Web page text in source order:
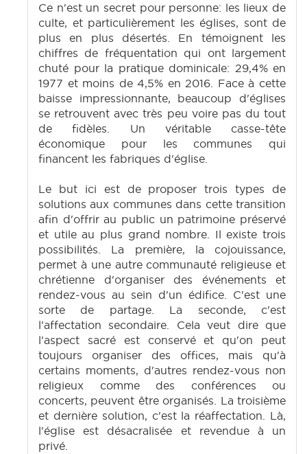
Ce n'est un secret pour personne: les lieux de
culte, et particulièrement les églises, sont de
plus en plus désertés. En témoignent les
chiffres de fréquentation qui ont largement
chuté pour la pratique dominicale: 29,4% en
1977 et moins de 4,5% en 2016. Face à cette
baisse impressionnante, beaucoup d'églises
se retrouvent avec très peu voire pas du tout
de fidèles. Un véritable casse-tête
économique pour les communes qui
financent les fabriques d'église.
Le but ici est de proposer trois types de
solutions aux communes dans cette transition
afin d'offrir au public un patrimoine préservé
et utile au plus grand nombre. Il existe trois
possibilités. La première, la cojouissance,
permet à une autre communauté religieuse et
chrétienne d'organiser des événements et
rendez-vous au sein d'un édifice. C'est une
sorte de partage. La seconde, c'est
l'affectation secondaire. Cela veut dire que
l'aspect sacré est conservé et qu'on peut
toujours organiser des offices, mais qu'à
certains moments, d'autres rendez-vous non
religieux comme des conférences ou
concerts, peuvent être organisés. La troisième
et dernière solution, c'est la réaffectation. Là,
l'église est désacralisée et revendue à un
privé.